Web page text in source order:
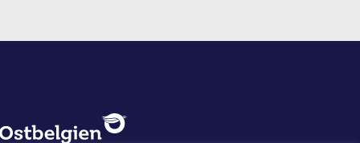
PROTECTION DES DONNÉES,